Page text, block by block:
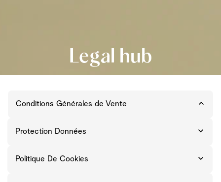
Legal hub
Conditions Générales de Vente
Protection Données
Politique De Cookies